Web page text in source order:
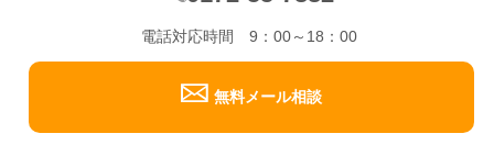
電話対応時間 9：00～18：00
無料メール相談